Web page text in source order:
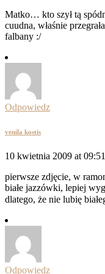
Matko… kto szył tą
cuudna, właśnie
falbany :/
Odpowiedz
venila kostis
10 kwietnia 2009 at 09:51
pierwsze zdjęcie, w
białe jazzówki, lepiej
dlatego, że nie lubię
Odpowiedz